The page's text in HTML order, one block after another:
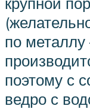
по металлу
поэтому с
ведро с